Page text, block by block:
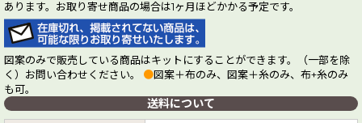
あります。お取り寄せ商品の場合は1ヶ月ほどかかる予定です。
図案のみで販売している商品はキットにすることができます。（一部を除
く）お問い合わせください。 ●図案＋布のみ、図案＋糸のみ、布+糸のみ
も可。
送料について